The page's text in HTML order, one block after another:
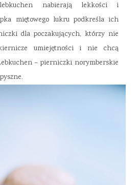
nabierają lekkości i
miętowego lukru podkreśla ich
dla poczakujących, którzy nie
umiejętności i nie chcą
– pierniczki norymberskie